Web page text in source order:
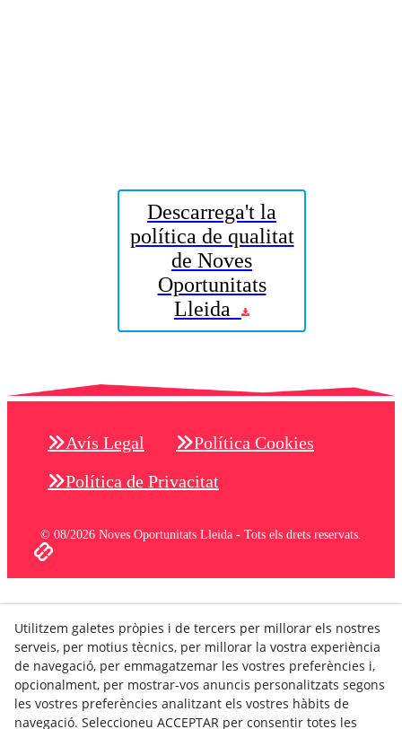
Descarrega't la
política de qualitat
de Noves
Oportunitats
Lleida
Avís Legal
Política Cookies
Política de Privacitat
© 08/2026 Noves Oportunitats Lleida - Tots els drets reservats.
Utilitzem galetes pròpies i de tercers per millorar els nostres
serveis, per motius tècnics, per millorar la vostra experiència
de navegació, per emmagatzemar les vostres preferències i,
opcionalment, per mostrar-vos anuncis personalitzats segons
les vostres preferències analitzant els vostres hàbits de
navegació. Seleccioneu ACCEPTAR per consentir totes les